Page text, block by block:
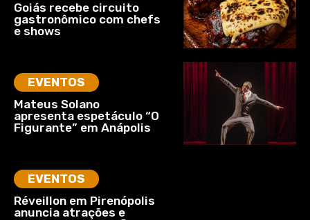
Goiás recebe circuito
gastronômico com chefs
e shows
EVENTOS
Mateus Solano
apresenta espetáculo “O
Figurante” em Anápolis
EVENTOS
Réveillon em Pirenópolis
anuncia atrações e